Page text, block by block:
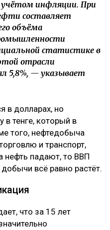
учётом инфляции. При
составляет
объёма
статистике в
отрасли
5,8%, — указывает
в долларах, но
в тенге, который в
того, нефтедобыча
и транспорт,
нефть падают, то ВВП
всё равно растёт.
что за 15 лет